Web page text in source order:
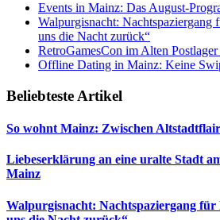
Events in Mainz: Das August-
Walpurgisnacht: Nachtspaziergang
uns die Nacht zurück“
RetroGamesCon im Alten
Offline Dating in Mainz: Keine
Beliebteste Artikel
So wohnt Mainz: Zwischen
Liebeserklärung an eine uralte Stadt
Mainz
Walpurgisnacht: Nachtspaziergang